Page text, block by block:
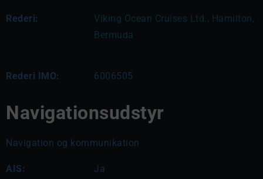
Rederi:
Viking Ocean Cruises Ltd., Hamilton,
Bermuda
Rederi IMO: 6006505
Navigationsudstyr
Navigation og kommunikation
AIS: Ja